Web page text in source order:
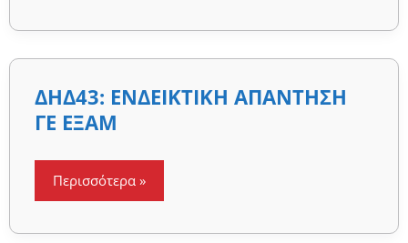
ΔΗΔ43: ΕΝΔΕΙΚΤΙΚΗ ΑΠΑΝΤΗΣΗ
ΓΕ ΕΞΑΜ
ΔΗΔ43:
ΕΝΔΕΙΚΤΙΚΗ
ΑΠΑΝΤΗΣΗ
ΓΕ
Περισσότερα »